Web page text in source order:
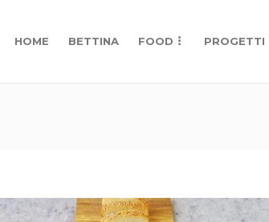
HOME BETTINA FOOD PROGETTI